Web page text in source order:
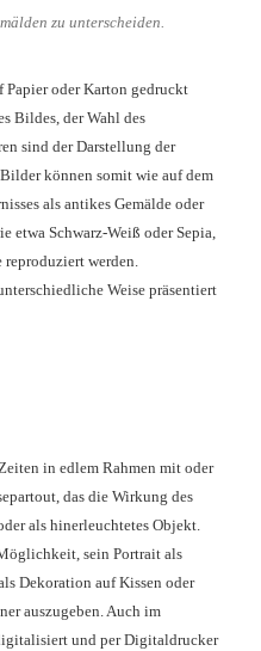
zu unterscheiden.
oder Karton gedruckt
Bildes, der Wahl des
sind der Darstellung der
können somit wie auf dem
als antikes Gemälde oder
etwa Schwarz-Weiß oder Sepia,
reproduziert werden.
Weise präsentiert
in edlem Rahmen mit oder
das die Wirkung des
als hinerleuchtetes Objekt.
sein Portrait als
Dekoration auf Kissen oder
auszugeben. Auch im
und per Digitaldrucker